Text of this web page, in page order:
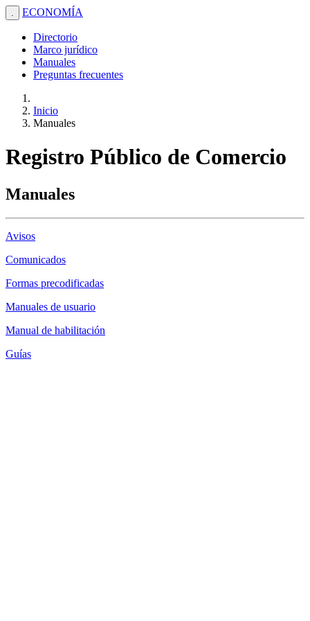
. ECONOMÍA
Directorio
Marco jurídico
Manuales
Preguntas frecuentes
Inicio
Manuales
Registro Público de Comercio
Manuales
Avisos
Comunicados
Formas precodificadas
Manuales de usuario
Manual de habilitación
Guías